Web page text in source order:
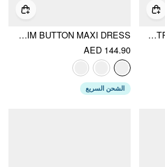
VELVET COLLAR LONG SLEEVE RUFFLE TRIM A-LINE MINI DRESS
FLORAL V-NECK SHORT SLEEVE LACE TRIM BUTTON MAXI DRESS
AED 144.90
الشحن السريع